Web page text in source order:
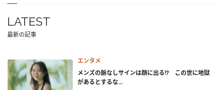
LATEST
最新の記事
エンタメ
メンズの脈なしサインは顔に出る!? この世に地獄
があるとするな...